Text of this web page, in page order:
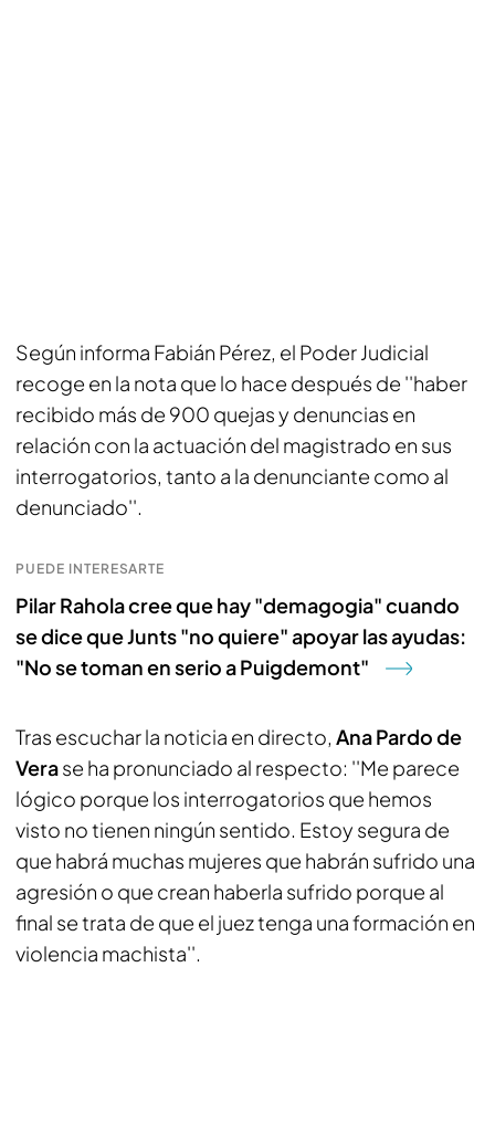
Según informa Fabián Pérez, el Poder Judicial
recoge en la nota que lo hace después de ''haber
recibido más de 900 quejas y denuncias en
relación con la actuación del magistrado en sus
interrogatorios, tanto a la denunciante como al
denunciado''.
PUEDE INTERESARTE
Pilar Rahola cree que hay "demagogia" cuando
se dice que Junts "no quiere" apoyar las ayudas:
"No se toman en serio a Puigdemont"
Tras escuchar la noticia en directo, Ana Pardo de
Verase ha pronunciado al respecto: ''Me parece
lógico porque los interrogatorios que hemos
visto no tienen ningún sentido. Estoy segura de
que habrá muchas mujeres que habrán sufrido una
agresión o que crean haberla sufrido porque al
final se trata de que el juez tenga una formación en
violencia machista''.